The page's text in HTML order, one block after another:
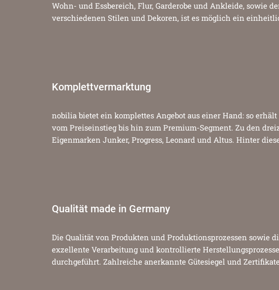
Wohn- und Essbereich, Flur, Garderobe und Ankleide, sowie
verschiedenen Stilen und Dekoren, ist es möglich ein
Komplettvermarktung
nobilia bietet ein komplettes Angebot aus einer Hand: so
vom Preiseinstieg bis hin zum Premium-Segment. Zu den
Eigenmarken Junker, Progress, Leonard und Altus. Hinter
Qualität made in Germany
Die Qualität von Produkten und Produktionsprozessen sowie
exzellente Verarbeitung und kontrollierte
durchgeführt. Zahlreiche anerkannte Gütesiegel und